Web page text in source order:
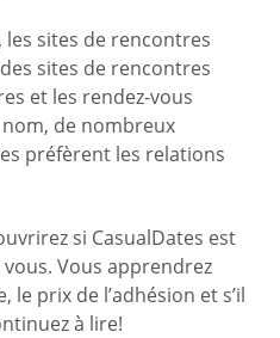
sites de rencontres
sites de rencontres
et les rendez-vous
de nombreux
préfèrent les relations
si CasualDates est
Vous apprendrez
prix de l’adhésion et s’il
à lire!